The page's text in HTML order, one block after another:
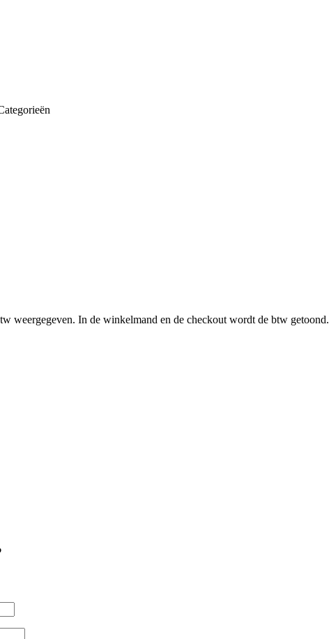
weergegeven. In de winkelmand en de checkout wordt de btw getoond.